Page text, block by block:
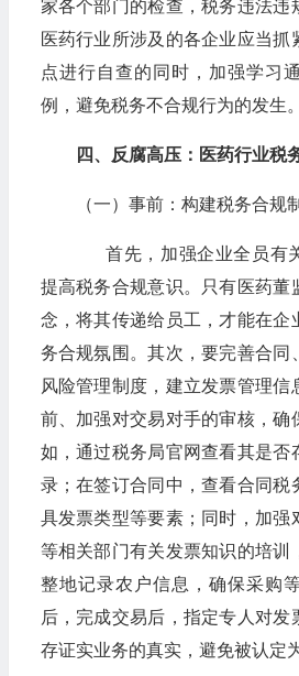
家各个部门的检查，税务违法违
医药行业所涉及的各企业应当抓
点进行自查的同时，加强学习
例，避免税务不合规行为的发生。
四、反腐高压：医药行业税
（一）事前：构建税务合规
首先，加强企业全员有
提高税务合规意识。只有医药董
念，将其传递给员工，才能在企
务合规氛围。其次，要完善合同
风险管理制度，建立发票管理信
前、加强对交易对手的审核，确
如，通过税务局官网查看其是否
录；在签订合同中，查看合同税
具发票类型等要素；同时，加强
等相关部门有关发票知识的培训
整地记录农户信息，确保采购
后，完成交易后，指定专人对发
存证实业务的真实，避免被认定